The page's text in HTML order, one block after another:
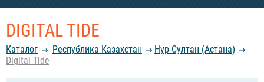
DIGITAL TIDE
Каталог Республика Казахстан
Нур-Султан (Астана)
Digital Tide